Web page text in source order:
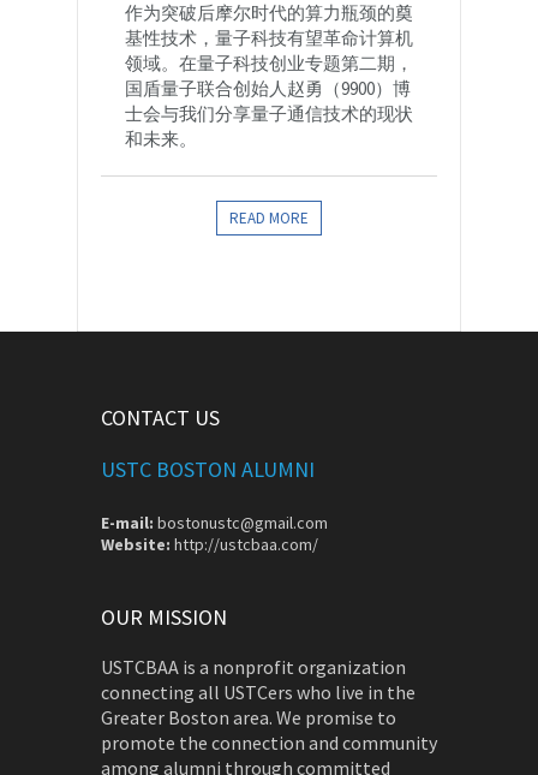
作为突破后摩尔时代的算力瓶颈的奠
基性技术，量子科技有望革命计算机
领域。在量子科技创业专题第二期，
国盾量子联合创始人赵勇（9900）博
士会与我们分享量子通信技术的现状
和未来。
READ MORE
CONTACT US
USTC BOSTON ALUMNI
E-mail: bostonustc@gmail.com
Website: http://ustcbaa.com/
OUR MISSION
USTCBAA is a nonprofit organization
connecting all USTCers who live in the
Greater Boston area. We promise to
promote the connection and community
among alumni through committed